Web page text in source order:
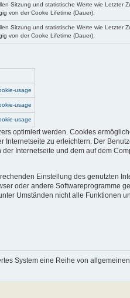
Sitzung und statistische Werte wie Letzter
von der Cooke Lifetime (Dauer).
Sitzung und statistische Werte wie Letzter
von der Cooke Lifetime (Dauer).
usage
usage
usage
optimiert werden. Cookies
zu erleichtern. Der
Internetseite und dem auf dem
Einstellung des genutzten
oder andere Softwareprogramme
Umständen nicht alle Funktionen
System eine Reihe von